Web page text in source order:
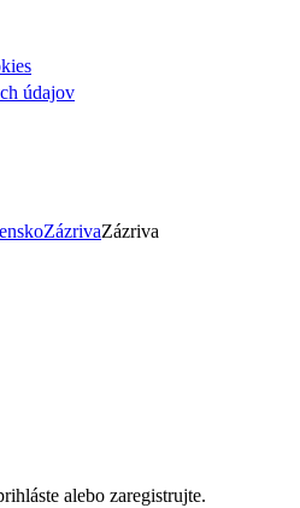
údajov
ZázrivaZázriva
alebo zaregistrujte.